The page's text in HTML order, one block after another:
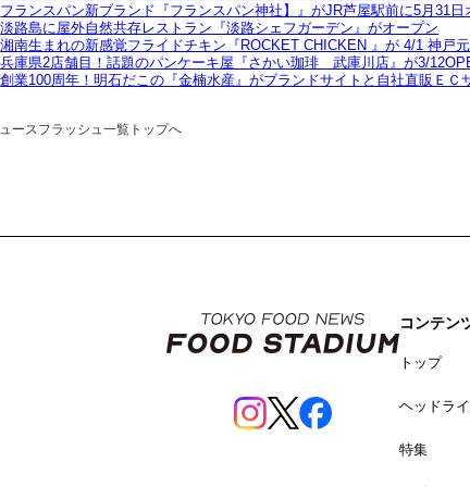
フランスパン新ブランド『フランスパン神社】』がJR芦屋駅前に5月31日
淡路島に屋外自然共存レストラン『淡路シェフガーデン』がオープン
湘南生まれの新感覚フライドチキン『ROCKET CHICKEN 』が 4/1 神戸元
兵庫県2店舗目！話題のパンケーキ屋『さかい珈琲 武庫川店』が3/
創業100周年！明石だこの『金楠水産』がブランドサイトと自社直販ＥＣ
ースフラッシュ一覧トップへ
コンテン
トップ
ヘッドラ
特集